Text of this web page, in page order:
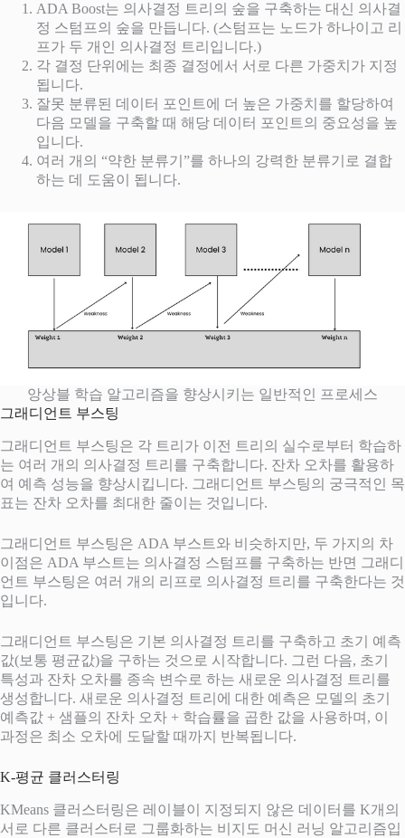
ADA Boost는 의사결정 트리의 숲을 구축하는 대신 의사결
정 스텀프의 숲을 만듭니다. (스텀프는 노드가 하나이고 리
프가 두 개인 의사결정 트리입니다.)
각 결정 단위에는 최종 결정에서 서로 다른 가중치가 지정
됩니다.
잘못 분류된 데이터 포인트에 더 높은 가중치를 할당하여
다음 모델을 구축할 때 해당 데이터 포인트의 중요성을 높
입니다.
여러 개의 “약한 분류기”를 하나의 강력한 분류기로 결합
하는 데 도움이 됩니다.
앙상블 학습 알고리즘을 향상시키는 일반적인 프로세스
그래디언트 부스팅
그래디언트 부스팅은 각 트리가 이전 트리의 실수로부터 학습하
는 여러 개의 의사결정 트리를 구축합니다. 잔차 오차를 활용하
여 예측 성능을 향상시킵니다. 그래디언트 부스팅의 궁극적인 목
표는 잔차 오차를 최대한 줄이는 것입니다.
그래디언트 부스팅은 ADA 부스트와 비슷하지만, 두 가지의 차
이점은 ADA 부스트는 의사결정 스텀프를 구축하는 반면 그래디
언트 부스팅은 여러 개의 리프로 의사결정 트리를 구축한다는 것
입니다.
그래디언트 부스팅은 기본 의사결정 트리를 구축하고 초기 예측
값(보통 평균값)을 구하는 것으로 시작합니다. 그런 다음, 초기
특성과 잔차 오차를 종속 변수로 하는 새로운 의사결정 트리를
생성합니다. 새로운 의사결정 트리에 대한 예측은 모델의 초기
예측값 + 샘플의 잔차 오차 + 학습률을 곱한 값을 사용하며, 이
과정은 최소 오차에 도달할 때까지 반복됩니다.
K-평균 클러스터링
KMeans 클러스터링은 레이블이 지정되지 않은 데이터를 K개의
서로 다른 클러스터로 그룹화하는 비지도 머신 러닝 알고리즘입